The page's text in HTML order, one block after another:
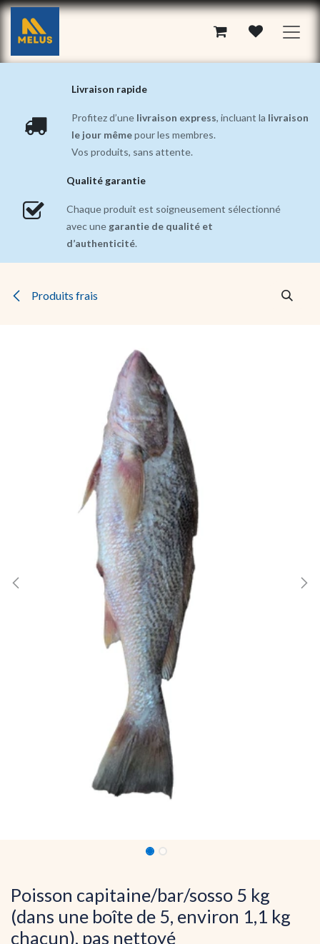
Se rendre au contenu
Livraison rapide
Profitez d’une livraison express, incluant la livraison
le jour mêmepour les membres.
Vos produits, sans attente.
Qualité garantie
Chaque produit est soigneusement sélectionné
avec une garantie de qualité et
d’authenticité.
Produits frais
Poisson capitaine/bar/sosso 5 kg
(dans une boîte de 5, environ 1,1 kg
chacun), pas nettoyé